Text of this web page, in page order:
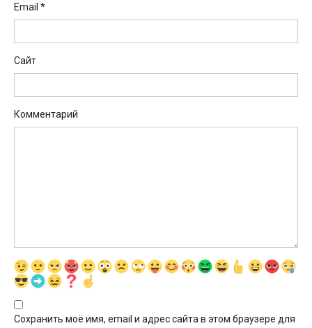
Email *
Сайт
Комментарий
Сохранить моё имя, email и адрес сайта в этом браузере для